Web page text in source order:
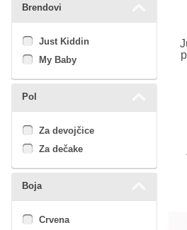
Brendovi
Just Kiddin
My Baby
Pol
Za devojčice
Za dečake
Boja
Crvena